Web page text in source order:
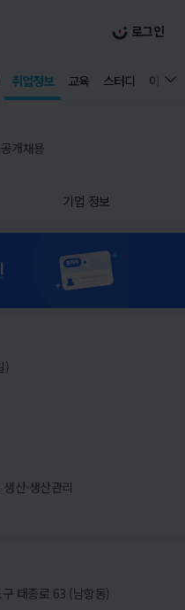
로그인
취업정보 교육 스터디 이벤트
개채용
기업 정보
)
산·생산관리
태종로 63 (남항동)